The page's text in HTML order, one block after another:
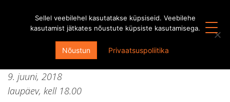
Dirigent Triin Kochi kooride XI
laulupäev “Südame suvi”
9. juuni, 2018
laupäev, kell 18.00
Sellel veebilehel kasutatakse küpsiseid. Veebilehe
kasutamist jätkates nõustute küpsiste kasutamisega.
Nõustun Privaatsuspoliitika